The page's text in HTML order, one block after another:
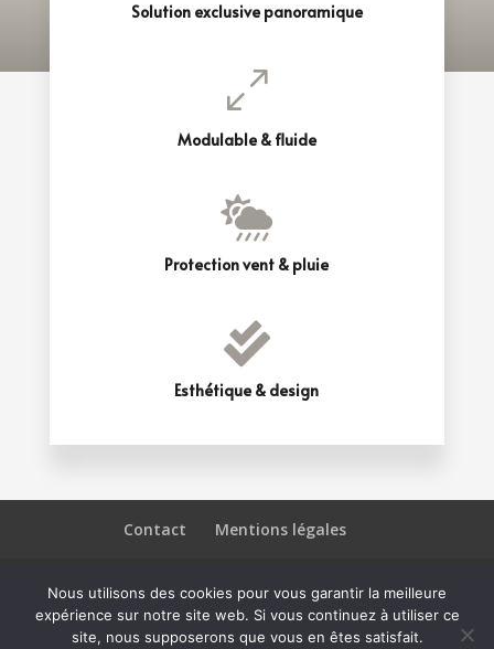
Solution exclusive panoramique
0
Modulable & fluide

Protection vent & pluie

Esthétique & design
Contact Mentions légales
© 2023 | Site web créé parSamantha Vitrolles|
Nous utilisons des cookies pour vous garantir la meilleure
expérience sur notre site web. Si vous continuez à utiliser ce
site, nous supposerons que vous en êtes satisfait.